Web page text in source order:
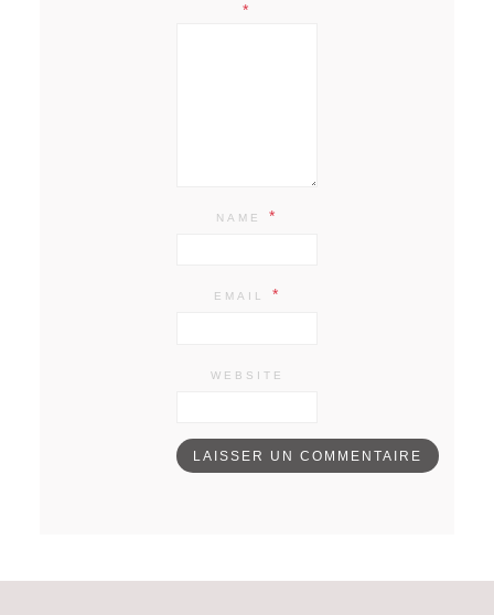
*
NAME *
EMAIL *
WEBSITE